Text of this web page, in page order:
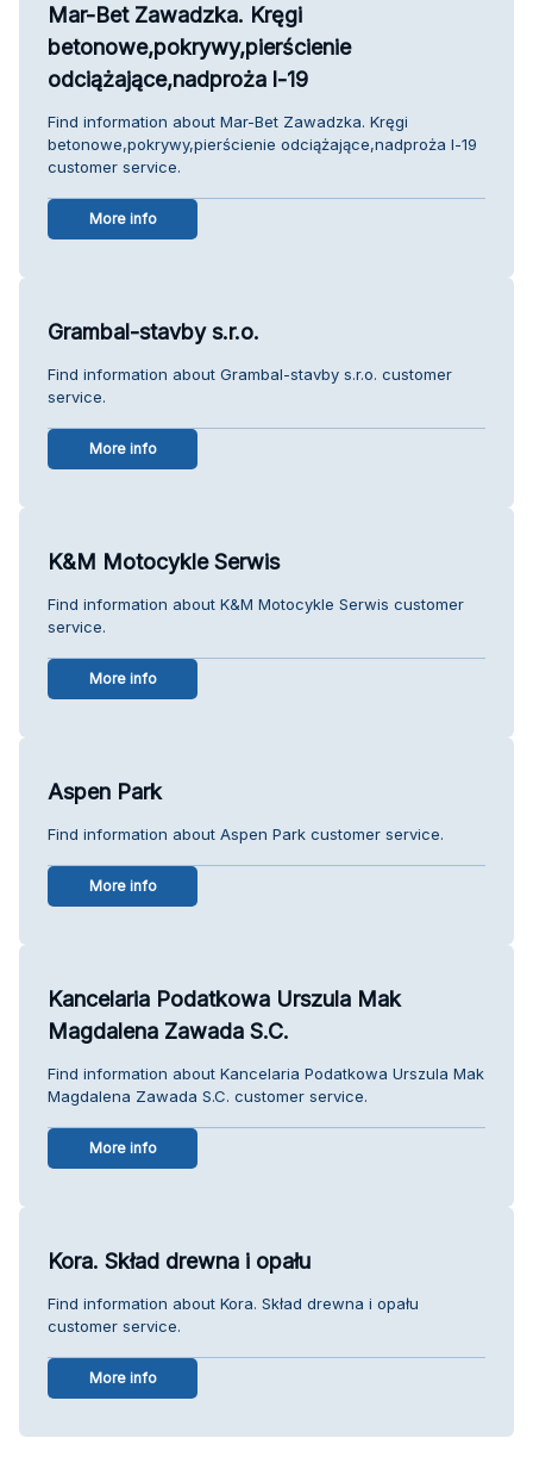
Mar-Bet Zawadzka. Kręgi
betonowe,pokrywy,pierścienie
odciążające,nadproża l-19
Find information about Mar-Bet Zawadzka. Kręgi
betonowe,pokrywy,pierścienie odciążające,nadproża l-19
customer service.
More info
Grambal-stavby s.r.o.
Find information about Grambal-stavby s.r.o. customer
service.
More info
K&M Motocykle Serwis
Find information about K&M Motocykle Serwis customer
service.
More info
Aspen Park
Find information about Aspen Park customer service.
More info
Kancelaria Podatkowa Urszula Mak
Magdalena Zawada S.C.
Find information about Kancelaria Podatkowa Urszula Mak
Magdalena Zawada S.C. customer service.
More info
Kora. Skład drewna i opału
Find information about Kora. Skład drewna i opału
customer service.
More info